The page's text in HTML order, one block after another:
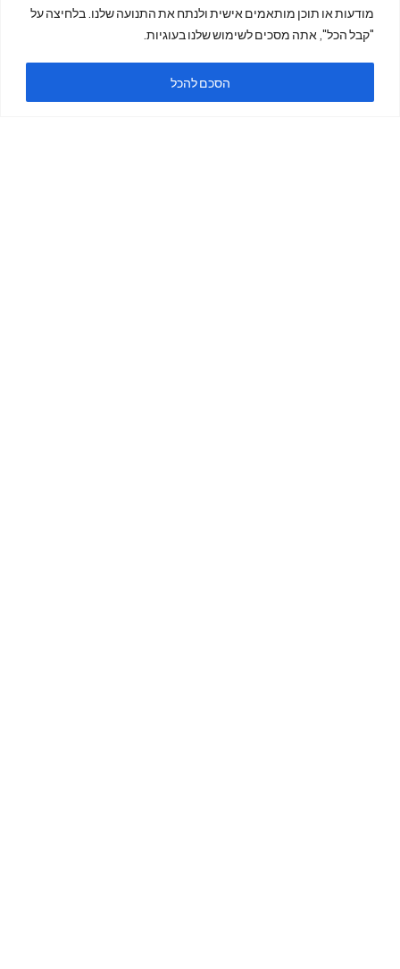
מודעות או תוכן מותאמים אישית ולנתח את התנועה שלנו. בלחיצה על
"קבל הכל", אתה מסכים לשימוש שלנו בעוגיות.
הסכם להכל
ה